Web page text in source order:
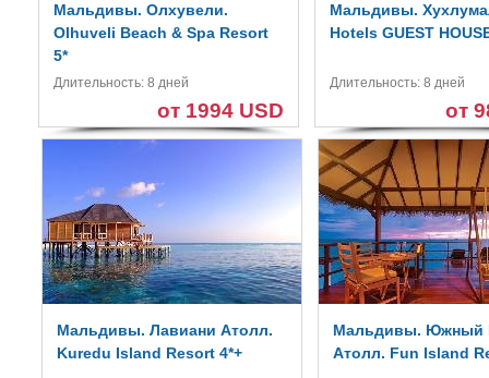
Мальдивы. Олхувели.
Olhuveli Beach & Spa Resort
5*
Длительность: 8 дней
от 1994 USD
Мальдивы.
Hotels GUEST
Длительность: 8 дней
от
Мальдивы. Лавиани Атолл.
Kuredu Island Resort 4*+
Мальдивы. Южный
Атолл. Fun Island